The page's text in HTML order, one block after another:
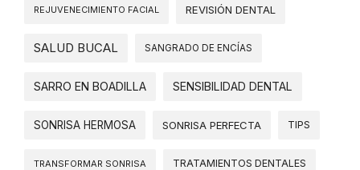
REJUVENECIMIENTO FACIAL REVISIÓN DENTAL
SALUD BUCAL SANGRADO DE ENCÍAS
SARRO EN BOADILLA SENSIBILIDAD DENTAL
SONRISA HERMOSA SONRISA PERFECTA TIPS
TRANSFORMAR SONRISA TRATAMIENTOS DENTALES